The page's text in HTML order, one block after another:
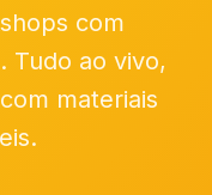
com
Tudo ao vivo,
materiais